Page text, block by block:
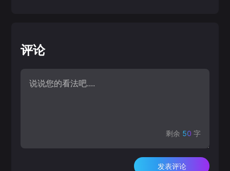
评论
剩余 50 字
发表评论